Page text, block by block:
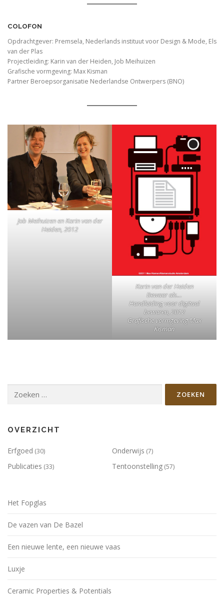
COLOFON
Opdrachtgever: Premsela, Nederlands instituut voor Design & Mode, Els
van der Plas
Projectleiding: Karin van der Heiden, Job Meihuizen
Grafische vormgeving: Max Kisman
Partner Beroepsorganisatie Nederlandse Ontwerpers (BNO)
Job Meihuizen en Karin van der
Heiden, 2012
Karin van der Heiden
Bewaar als…
Handleiding voor digitaal
bewaren, 2012
Grafische vormgeving Max
Kisman
naar:
OVERZICHT
Erfgoed (30) Onderwijs (7)
Publicaties (33) Tentoonstelling (57)
Het Fopglas
De vazen van De Bazel
Een nieuwe lente, een nieuwe vaas
Luxje
Ceramic Properties & Potentials